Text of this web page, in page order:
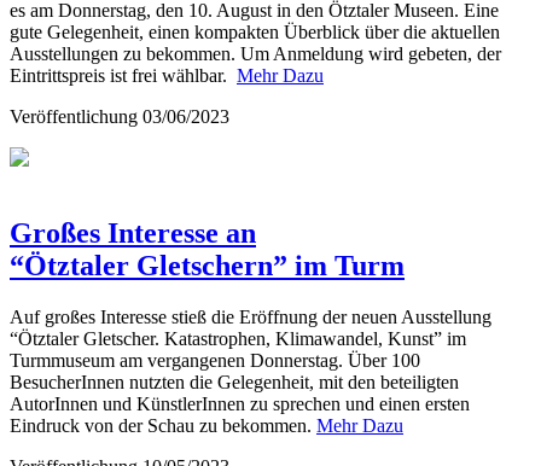
es am Donnerstag, den 10. August in den Ötztaler Museen. Eine
gute Gelegenheit, einen kompakten Überblick über die aktuellen
Ausstellungen zu bekommen. Um Anmeldung wird gebeten, der
Eintrittspreis ist frei wählbar. Mehr Dazu
Veröffentlichung 03/06/2023
Großes Interesse an
“Ötztaler Gletschern” im Turm
Auf großes Interesse stieß die Eröffnung der neuen Ausstellung
“Ötztaler Gletscher. Katastrophen, Klimawandel, Kunst” im
Turmmuseum am vergangenen Donnerstag. Über 100
BesucherInnen nutzten die Gelegenheit, mit den beteiligten
AutorInnen und KünstlerInnen zu sprechen und einen ersten
Eindruck von der Schau zu bekommen. Mehr Dazu